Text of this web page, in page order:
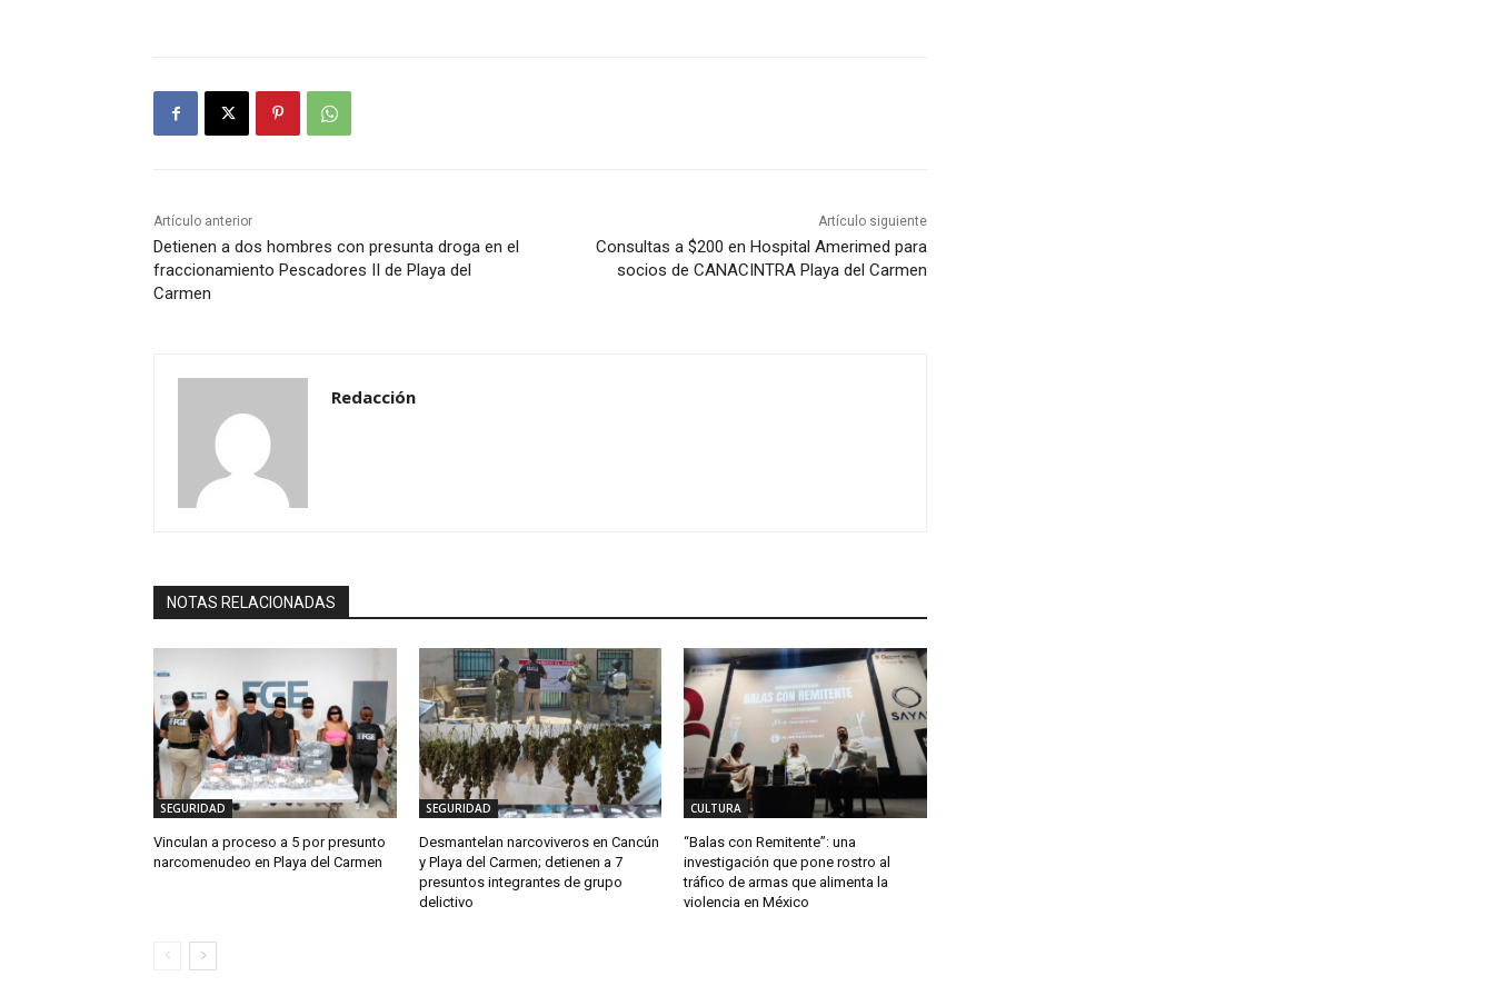
Artículo anterior
Detienen a dos hombres con presunta droga en el
fraccionamiento Pescadores II de Playa del
Carmen
Artículo siguiente
Consultas a $200 en Hospital Amerimed para
socios de CANACINTRA Playa del Carmen
Redacción
NOTAS RELACIONADAS
SEGURIDAD
Vinculan a proceso a 5 por presunto
narcomenudeo en Playa del Carmen
SEGURIDAD
Desmantelan narcoviveros en Cancún
y Playa del Carmen; detienen a 7
presuntos integrantes de grupo
delictivo
CULTURA
“Balas con Remitente”: una
investigación que pone rostro al
tráfico de armas que alimenta la
violencia en México